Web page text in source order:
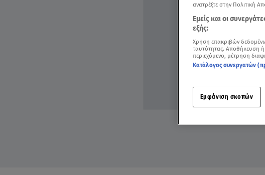
ανατρέξτε στην Πολιτική
Εμείς και οι
εξής:
Χρήση επακριβών
ταυτότητας. Αποθήκευση
περιεχόμενο, μέτρηση
Κατάλογος συνεργατών
Εμφάνιση σκοπών